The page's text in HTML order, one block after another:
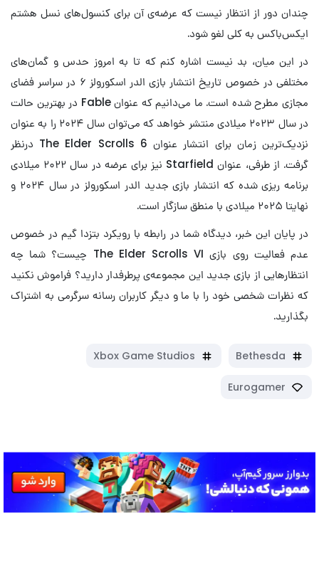
چندان دور از انتظار نیست که عرضه‌ی آن برای کنسول‌های نسل هشتم
ایکس‌باکس به کلی لغو شود.
در این میان، بد نیست اشاره کنم که تا به امروز حدس و گمان‌های
مختلفی در خصوص تاریخ انتشار بازی الدر اسکورولز ۶ در سراسر فضای
مجازی مطرح شده است. ما می‌دانیم که عنوان Fable در بهترین حالت
در سال ۲۰۲۳ میلادی منتشر خواهد که می‌توان سال ۲۰۲۴ را به عنوان
نزدیک‌ترین زمان برای انتشار عنوان The Elder Scrolls 6 درنظر
گرفت. از طرفی، عنوان Starfield نیز برای عرضه در سال ۲۰۲۲ میلادی
برنامه ریزی شده که انتشار بازی جدید الدر اسکورولز در سال ۲۰۲۴ و
نهایتا ۲۰۲۵ میلادی با منطق سازگار است.
در پایان این خبر، دیدگاه شما در رابطه با رویکرد بتزدا گیم در خصوص
عدم فعالیت روی بازی The Elder Scrolls VI چیست؟ شما چه
انتظارهایی از بازی جدید این مجموعه‌ی پرطرفدار دارید؟ فراموش نکنید
که نظرات شخصی خود را با ما و دیگر کاربران رسانه سرگرمی به اشتراک
بگذارید.
Bethesda
Xbox Game Studios
Eurogamer